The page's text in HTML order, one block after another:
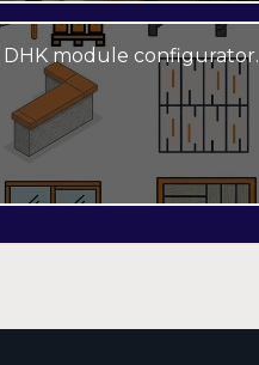
module configurator.